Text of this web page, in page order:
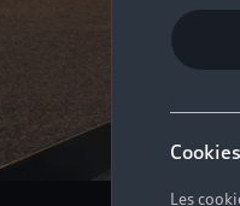
Les